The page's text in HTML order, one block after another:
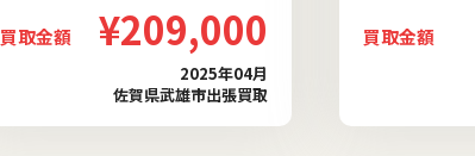
買取金額 ¥209,000
2025年04月
佐賀県武雄市出張買取
買取金額